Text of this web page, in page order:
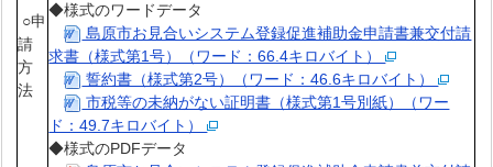
○申
請
方
法
◆様式のワードデータ
島原市お見合いシステム登録促進補助金申請書兼交付請
求書（様式第1号）（ワード：66.4キロバイト）
誓約書（様式第2号）（ワード：46.6キロバイト）
市税等の未納がない証明書（様式第1号別紙）（ワー
ド：49.7キロバイト）
◆様式のPDFデータ